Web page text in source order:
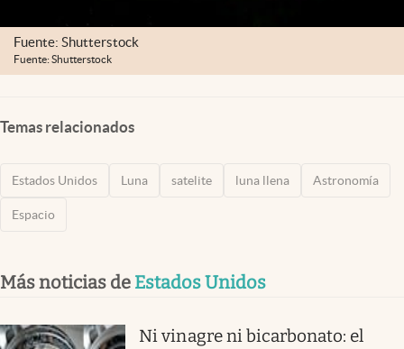
Fuente: Shutterstock
Fuente: Shutterstock
Temas relacionados
Estados Unidos Luna satelite luna llena Astronomía
Espacio
Más noticias de Estados Unidos
Ni vinagre ni bicarbonato: el